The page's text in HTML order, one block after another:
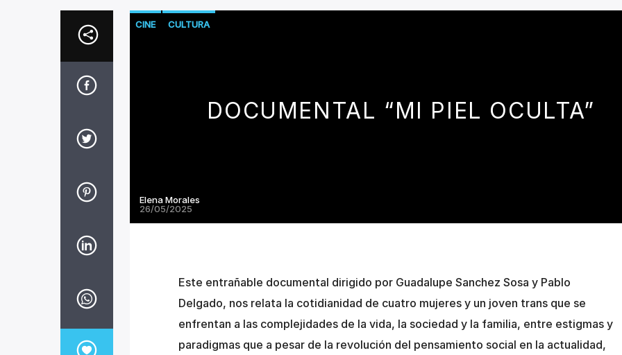
CINE CULTURA
DOCUMENTAL “MI PIEL OCULTA”
Elena Morales
26/05/2025
Este entrañable documental dirigido por Guadalupe Sanchez Sosa y Pablo
Delgado, nos relata la cotidianidad de cuatro mujeres y un joven trans que se
enfrentan a las complejidades de la vida, la sociedad y la familia, entre estigmas y
paradigmas que a pesar de la revolución del pensamiento social en la actualidad,